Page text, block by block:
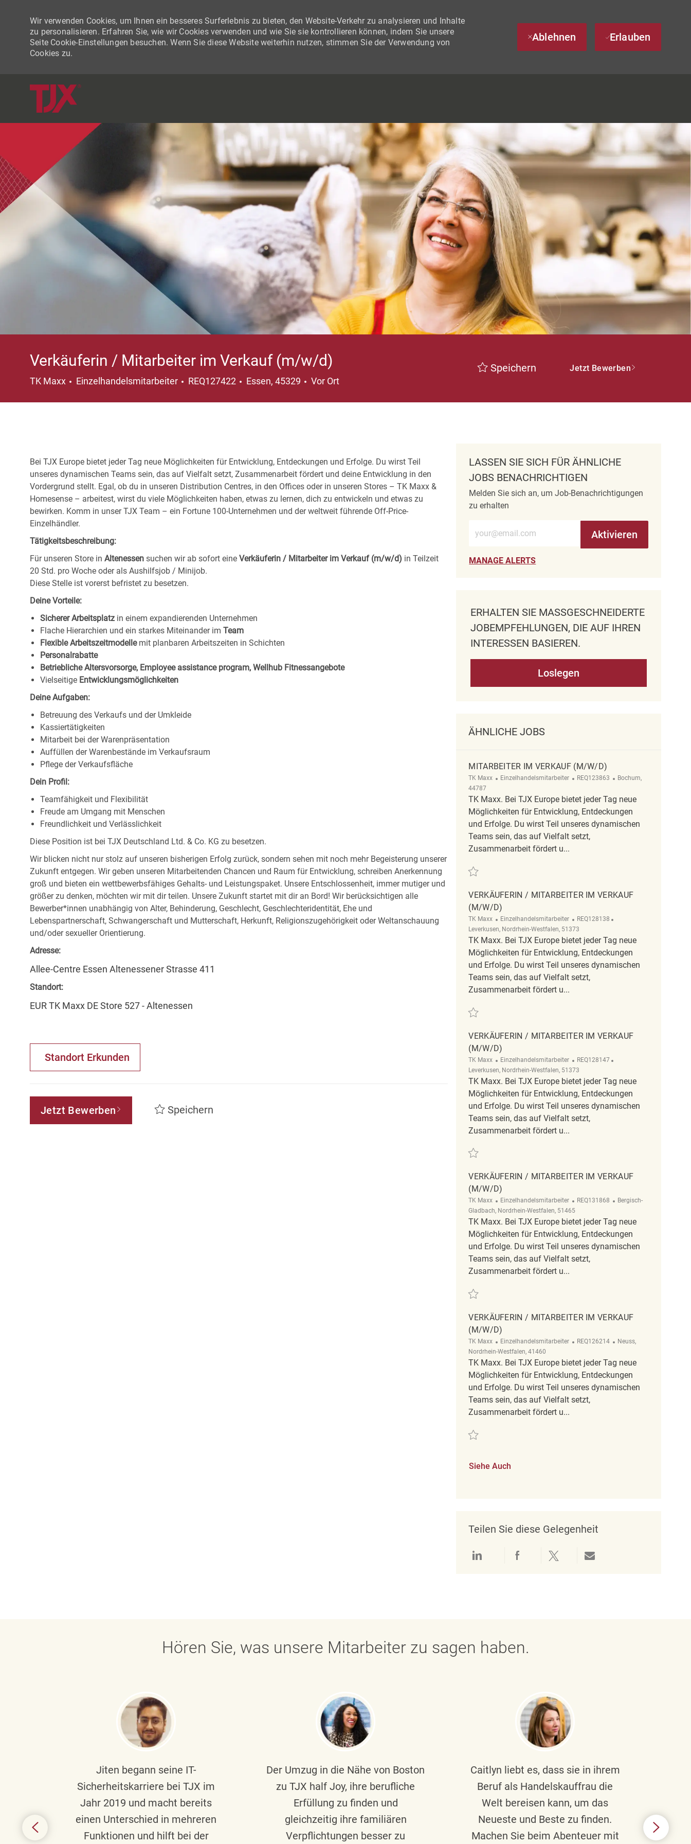
Wir verwenden Cookies, um Ihnen ein besseres Surferlebnis zu bieten, den Website-Verkehr zu analysieren und Inhalte
zu personalisieren. Erfahren Sie, wie wir Cookies verwenden und wie Sie sie kontrollieren können, indem Sie unsere
Seite Cookie-Einstellungen besuchen. Wenn Sie diese Website weiterhin nutzen, stimmen Sie der Verwendung von
Cookies zu.
Ablehnen Erlauben
Verkäuferin / Mitarbeiter im Verkauf (m/w/d)
TK Maxx Kategorie
Einzelhandelsmitarbeiter REQ127422 Ort
Essen, 45329 Vor Ort
Speichern Jetzt Bewerben
Bei TJX Europe bietet jeder Tag neue Möglichkeiten für Entwicklung, Entdeckungen und Erfolge. Du wirst Teil
unseres dynamischen Teams sein, das auf Vielfalt setzt, Zusammenarbeit fördert und deine Entwicklung in den
Vordergrund stellt. Egal, ob du in unseren Distribution Centres, in den Offices oder in unseren Stores – TK Maxx &
Homesense – arbeitest, wirst du viele Möglichkeiten haben, etwas zu lernen, dich zu entwickeln und etwas zu
bewirken. Komm in unser TJX Team – ein Fortune 100-Unternehmen und der weltweit führende Off-Price-
Einzelhändler.
Tätigkeitsbeschreibung:
Für unseren Store in Altenessen suchen wir ab sofort eine Verkäuferin / Mitarbeiter im Verkauf (m/w/d) in Teilzeit
20 Std. pro Woche oder als Aushilfsjob / Minijob.
Diese Stelle ist vorerst befristet zu besetzen.
Deine Vorteile:
Sicherer Arbeitsplatz in einem expandierenden Unternehmen
Flache Hierarchien und ein starkes Miteinander im Team
Flexible Arbeitszeitmodelle mit planbaren Arbeitszeiten in Schichten
Personalrabatte
Betriebliche Altersvorsorge, Employee assistance program, Wellhub Fitnessangebote
Vielseitige Entwicklungsmöglichkeiten
Deine Aufgaben:
Betreuung des Verkaufs und der Umkleide
Kassiertätigkeiten
Mitarbeit bei der Warenpräsentation
Auffüllen der Warenbestände im Verkaufsraum
Pflege der Verkaufsfläche
Dein Profil:
Teamfähigkeit und Flexibilität
Freude am Umgang mit Menschen
Freundlichkeit und Verlässlichkeit
Diese Position ist bei TJX Deutschland Ltd. & Co. KG zu besetzen.
Wir blicken nicht nur stolz auf unseren bisherigen Erfolg zurück, sondern sehen mit noch mehr Begeisterung unserer
Zukunft entgegen. Wir geben unseren Mitarbeitenden Chancen und Raum für Entwicklung, schreiben Anerkennung
groß und bieten ein wettbewerbsfähiges Gehalts- und Leistungspaket. Unsere Entschlossenheit, immer mutiger und
größer zu denken, möchten wir mit dir teilen. Unsere Zukunft startet mit dir an Bord! Wir berücksichtigen alle
Bewerber*innen unabhängig von Alter, Behinderung, Geschlecht, Geschlechteridentität, Ehe und
Lebenspartnerschaft, Schwangerschaft und Mutterschaft, Herkunft, Religionszugehörigkeit oder Weltanschauung
und/oder sexueller Orientierung.
Adresse:
Allee-Centre Essen Altenessener Strasse 411
Standort:
EUR TK Maxx DE Store 527 - Altenessen
Standort Erkunden
Jetzt Bewerben Speichern
LASSEN SIE SICH FÜR ÄHNLICHE
JOBS BENACHRICHTIGEN
Melden Sie sich an, um Job-Benachrichtigungen
zu erhalten
E-Mail-Adresse eingeben (erforderlich)
Aktivieren
MANAGE ALERTS
ERHALTEN SIE MASSGESCHNEIDERTE J
OBEMPFEHLUNGEN, DIE AUF IHREN I
NTERESSEN BASIEREN.
Loslegen
ÄHNLICHE JOBS
MITARBEITER IM VERKAUF (M/W/D)
TK Maxx Kategorie
Einzelhandelsmitarbeiter ReqId
REQ123863 Ort
Bochum,
44787
TK Maxx. Bei TJX Europe bietet jeder Tag neue
Möglichkeiten für Entwicklung, Entdeckungen
und Erfolge. Du wirst Teil unseres dynamischen
Teams sein, das auf Vielfalt setzt,
Zusammenarbeit fördert u...
Retten Mitarbeiter im Verkauf (m/w/d) REQ123863
VERKÄUFERIN / MITARBEITER IM VERKAUF
(M/W/D)
TK Maxx Kategorie
Einzelhandelsmitarbeiter ReqId
REQ128138
Leverkusen, Nordrhein-Westfalen, 51373
TK Maxx. Bei TJX Europe bietet jeder Tag neue
Möglichkeiten für Entwicklung, Entdeckungen
und Erfolge. Du wirst Teil unseres dynamischen
Teams sein, das auf Vielfalt setzt,
Zusammenarbeit fördert u...
VERKÄUFERIN / MITARBEITER IM VERKAUF
(M/W/D)
TK Maxx Kategorie
Einzelhandelsmitarbeiter ReqId
REQ128147
Leverkusen, Nordrhein-Westfalen, 51373
TK Maxx. Bei TJX Europe bietet jeder Tag neue
Möglichkeiten für Entwicklung, Entdeckungen
und Erfolge. Du wirst Teil unseres dynamischen
Teams sein, das auf Vielfalt setzt,
Zusammenarbeit fördert u...
Retten Verkäuferin / Mitarbeiter im Verkauf (m/w/d) REQ128147
VERKÄUFERIN / MITARBEITER IM VERKAUF
(M/W/D)
TK Maxx Kategorie
Einzelhandelsmitarbeiter ReqId
REQ131868 Ort
Bergisch-
Gladbach, Nordrhein-Westfalen, 51465
TK Maxx. Bei TJX Europe bietet jeder Tag neue
Möglichkeiten für Entwicklung, Entdeckungen
und Erfolge. Du wirst Teil unseres dynamischen
Teams sein, das auf Vielfalt setzt,
Zusammenarbeit fördert u...
Retten Verkäuferin / Mitarbeiter im Verkauf (m/w/d) REQ131868
VERKÄUFERIN / MITARBEITER IM VERKAUF
(M/W/D)
TK Maxx Kategorie
Einzelhandelsmitarbeiter ReqId
REQ126214 Ort
Neuss,
Nordrhein-Westfalen, 41460
TK Maxx. Bei TJX Europe bietet jeder Tag neue
Möglichkeiten für Entwicklung, Entdeckungen
und Erfolge. Du wirst Teil unseres dynamischen
Teams sein, das auf Vielfalt setzt,
Zusammenarbeit fördert u...
Retten Verkäuferin / Mitarbeiter im Verkauf (m/w/d) REQ126214
Siehe Auch
Teilen Sie diese Gelegenheit
Über LinkedIn teilenÜber Facebook teilen
Über Twitter teilenPer E-Mail teilen
Hören Sie, was unsere Mitarbeiter zu sagen haben.
Jiten begann seine IT-
Sicherheitskarriere bei TJX im
Jahr 2019 und macht bereits
einen Unterschied in mehreren
Funktionen und hilft bei der
Der Umzug in die Nähe von Boston
zu TJX half Joy, ihre berufliche
Erfüllung zu finden und
gleichzeitig ihre familiären
Verpflichtungen besser zu
Caitlyn liebt es, dass sie in ihrem
Beruf als Handelskauffrau die
Welt bereisen kann, um das
Neueste und Beste zu finden.
Machen Sie beim Abenteuer mit